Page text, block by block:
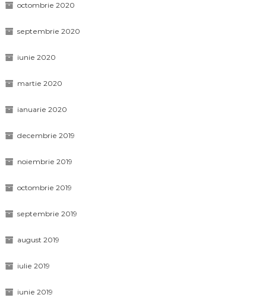
octombrie 2020
septembrie 2020
iunie 2020
martie 2020
ianuarie 2020
decembrie 2019
noiembrie 2019
octombrie 2019
septembrie 2019
august 2019
iulie 2019
iunie 2019